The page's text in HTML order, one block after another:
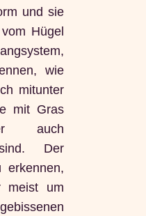
und sie
Hügel
wie
mitunter
mit Gras
auch
Der
erkennen,
meist um